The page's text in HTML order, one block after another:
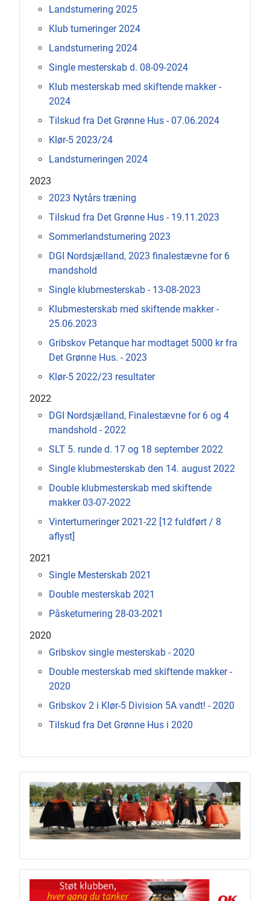
Landsturnering 2025
Klub turneringer 2024
Landsturnering 2024
Single mesterskab d. 08-09-2024
Klub mesterskab med skiftende makker -
2024
Tilskud fra Det Grønne Hus - 07.06.2024
Klør-5 2023/24
Landsturneringen 2024
2023
2023 Nytårs træning
Tilskud fra Det Grønne Hus - 19.11.2023
Sommerlandsturnering 2023
DGI Nordsjælland, 2023 finalestævne for 6
mandshold
Single klubmesterskab - 13-08-2023
Klubmesterskab med skiftende makker -
25.06.2023
Gribskov Petanque har modtaget 5000 kr fra
Det Grønne Hus. - 2023
Klør-5 2022/23 resultater
2022
DGI Nordsjælland, Finalestævne for 6 og 4
mandshold - 2022
SLT 5. runde d. 17 og 18 september 2022
Single klubmesterskab den 14. august 2022
Double klubmesterskab med skiftende
makker 03-07-2022
Vinterturneringer 2021-22 [12 fuldført / 8
aflyst]
2021
Single Mesterskab 2021
Double mesterskab 2021
Påsketurnering 28-03-2021
2020
Gribskov single mesterskab - 2020
Double mesterskab med skiftende makker -
2020
Gribskov 2 i Klør-5 Division 5A vandt! - 2020
Tilskud fra Det Grønne Hus i 2020